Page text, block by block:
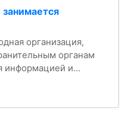
организация,
органам
информацией и...